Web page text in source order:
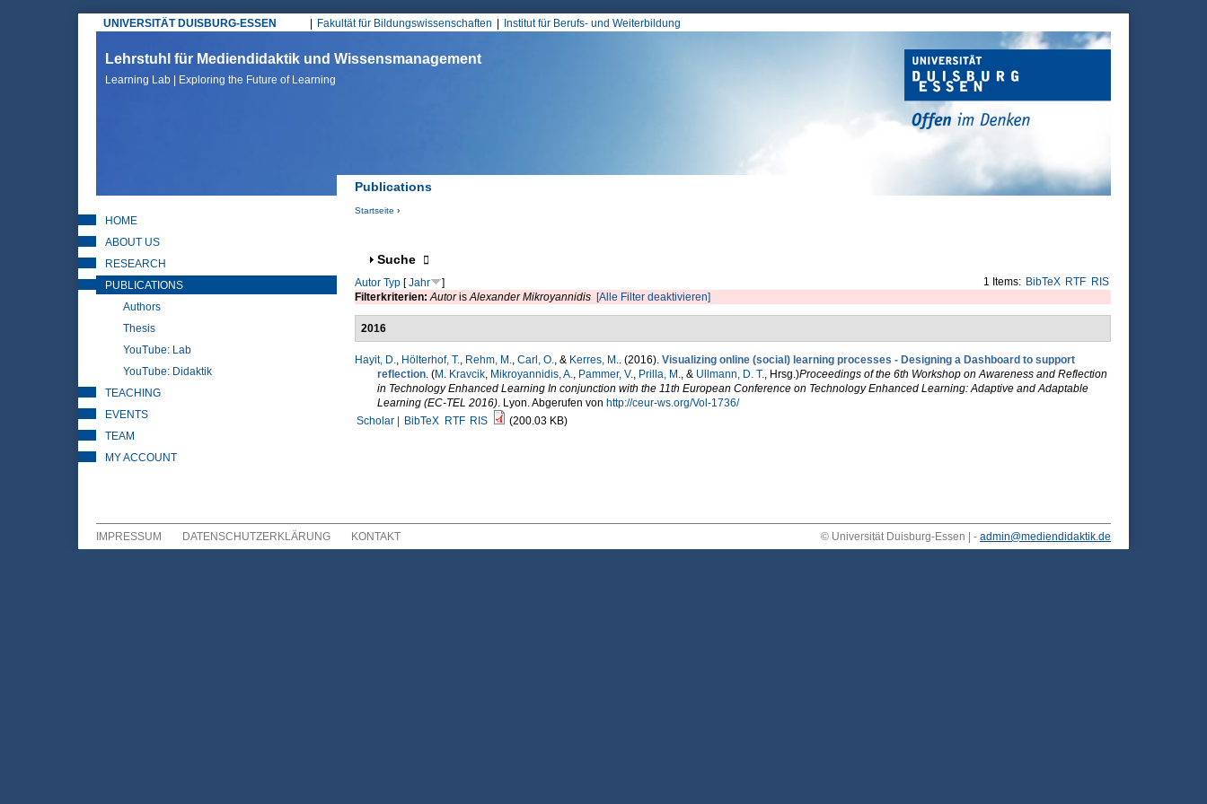
UNIVERSITÄT DUISBURG-ESSEN
Hauptmenü
Fakultät für Bildungswissenschaften Institut für Berufs- und Weiterbildung
Lehrstuhl für Mediendidaktik und Wissensmanagement
Learning Lab | Exploring the Future of Learning
Publications
Startseite ›
Anzeigen
Suche
1 Items: BibTeX RTF RIS
Autor Typ[Jahr
]
Filterkriterien:AutorisAlexander Mikroyannidis [Alle Filter deaktivieren]
2016
Hayit, D., Hölterhof, T., Rehm, M., Carl, O., & Kerres, M.. (2016). Visualizing online (social) learning processes - Designing a Dashboard to support
reflection. (M. Kravcik, Mikroyannidis, A., Pammer, V., Prilla, M., & Ullmann, D. T., Hrsg.)Proceedings of the 6th Workshop on Awareness and Reflection
in Technology Enhanced Learning In conjunction with the 11th European Conference on Technology Enhanced Learning: Adaptive and Adaptable
Learning (EC-TEL 2016). Lyon. Abgerufen von http://ceur-ws.org/Vol-1736/
Scholar |
BibTeX RTF RIS (200.03 KB)
HOME
ABOUT US
RESEARCH
PUBLICATIONS
Authors
Thesis
YouTube: Lab
YouTube: Didaktik
TEACHING
EVENTS
TEAM
MY ACCOUNT
IMPRESSUM DATENSCHUTZERKLÄRUNG KONTAKT © Universität Duisburg-Essen | - admin@mediendidaktik.de